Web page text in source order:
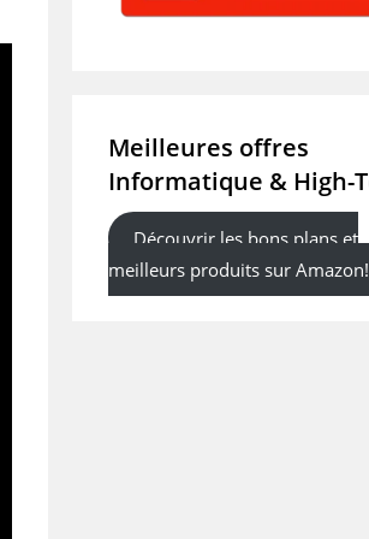
Meilleures offres
Informatique & High-
Découvrir les bons plans et
meilleurs produits sur Amazon!